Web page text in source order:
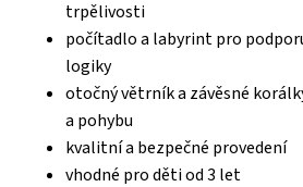
trpělivosti
počítadlo a labyrint pro
logiky
otočný větrník a závěsné
a pohybu
kvalitní a bezpečné provedení
vhodné pro děti od 3 let